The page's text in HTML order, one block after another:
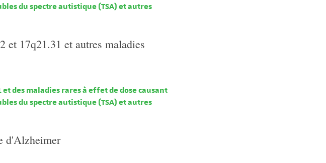
du spectre autistique (TSA) et autres
et 17q21.31 et autres maladies
des maladies rares à effet de dose causant
du spectre autistique (TSA) et autres
d'Alzheimer